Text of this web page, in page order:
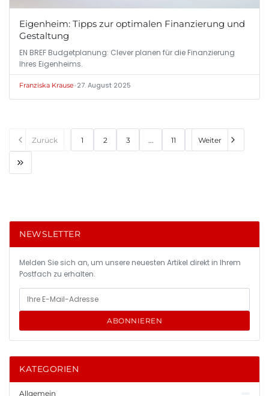
Eigenheim: Tipps zur optimalen Finanzierung und
Gestaltung
EN BREF Budgetplanung: Clever planen für die Finanzierung
Ihres Eigenheims.
Franziska Krause•27. August 2025
Zurück 1 2 3 ... 11 Weiter
NEWSLETTER
Melden Sie sich an, um unsere neuesten Artikel direkt in Ihrem
Postfach zu erhalten.
ABONNIEREN
KATEGORIEN
Allgemein